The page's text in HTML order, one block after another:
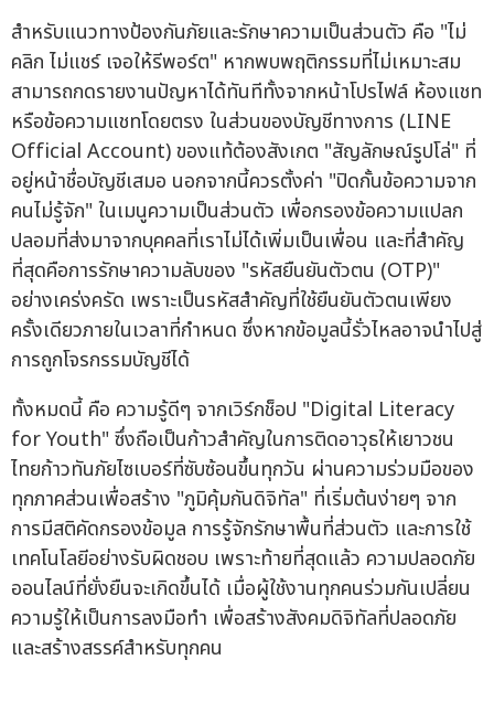
สำหรับแนวทางป้องกันภัยและรักษาความเป็นส่วนตัว คือ "ไม่
คลิก ไม่แชร์ เจอให้รีพอร์ต" หากพบพฤติกรรมที่ไม่เหมาะสม
สามารถกดรายงานปัญหาได้ทันทีทั้งจากหน้าโปรไฟล์ ห้องแชท
หรือข้อความแชทโดยตรง ในส่วนของบัญชีทางการ (LINE
Official Account) ของแท้ต้องสังเกต "สัญลักษณ์รูปโล่" ที่
อยู่หน้าชื่อบัญชีเสมอ นอกจากนี้ควรตั้งค่า "ปิดกั้นข้อความจาก
คนไม่รู้จัก" ในเมนูความเป็นส่วนตัว เพื่อกรองข้อความแปลก
ปลอมที่ส่งมาจากบุคคลที่เราไม่ได้เพิ่มเป็นเพื่อน และที่สำคัญ
ที่สุดคือการรักษาความลับของ "รหัสยืนยันตัวตน (OTP)"
อย่างเคร่งครัด เพราะเป็นรหัสสำคัญที่ใช้ยืนยันตัวตนเพียง
ครั้งเดียวภายในเวลาที่กำหนด ซึ่งหากข้อมูลนี้รั่วไหลอาจนำไปสู่
การถูกโจรกรรมบัญชีได้
ทั้งหมดนี้ คือ ความรู้ดีๆ จากเวิร์กช็อป "Digital Literacy
for Youth" ซึ่งถือเป็นก้าวสำคัญในการติดอาวุธให้เยาวชน
ไทยก้าวทันภัยไซเบอร์ที่ซับซ้อนขึ้นทุกวัน ผ่านความร่วมมือของ
ทุกภาคส่วนเพื่อสร้าง "ภูมิคุ้มกันดิจิทัล" ที่เริ่มต้นง่ายๆ จาก
การมีสติคัดกรองข้อมูล การรู้จักรักษาพื้นที่ส่วนตัว และการใช้
เทคโนโลยีอย่างรับผิดชอบ เพราะท้ายที่สุดแล้ว ความปลอดภัย
ออนไลน์ที่ยั่งยืนจะเกิดขึ้นได้ เมื่อผู้ใช้งานทุกคนร่วมกันเปลี่ยน
ความรู้ให้เป็นการลงมือทำ เพื่อสร้างสังคมดิจิทัลที่ปลอดภัย
และสร้างสรรค์สำหรับทุกคน